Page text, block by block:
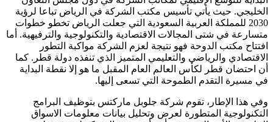
الخليجي. حيث يأتي تأسيس مكتب الشركة في الرياض تباعا لرؤية
2030 للمملكة العربية السعودية التي جعلت الرياض تخطو خطوات
متسارعة في شتى المجالات الاقتصادية والتكنولوجية والترفيهية. أما
افتتاح مكتب الدوحة فهو نتيجة لعزم الشركة مواكبة التطور
الاقتصادي والرياضي والتعليمي المتميز الذي تنفذه دولة قطر. كما
أن احتضان قطر لكأس العالم العام المقبل ما هو إلا نقطة البداية
في مسيرة التقدم الطموحة التي تسعى إليها.
وفي هذا الإطار، تقوم شركة جلوبل ماركتس بتوظيف البرامج
التكنولوجية المتطورة لعرض وتحليل بيانات معلومات الاسواق